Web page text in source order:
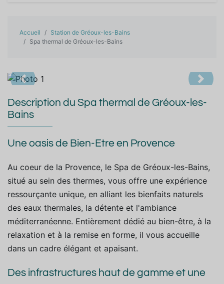
Accueil
Station de Gréoux-les-Bains
Spa thermal de Gréoux-les-Bains
Précedent
Description du Spa thermal de Gréoux-les-
Bains
Une oasis de Bien-Etre en Provence
Au coeur de la Provence, le Spa de Gréoux-les-Bains,
situé au sein des thermes, vous offre une expérience
ressourçante unique, en alliant les bienfaits naturels
des eaux thermales, la détente et l'ambiance
méditerranéenne. Entièrement dédié au bien-être, à la
relaxation et à la remise en forme, il vous accueille
dans un cadre élégant et apaisant.
Des infrastructures haut de gamme et une